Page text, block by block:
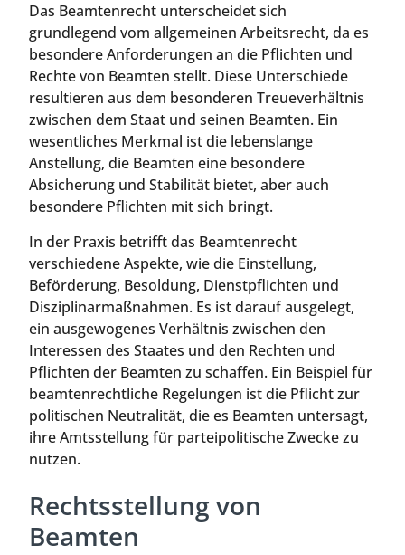
Das Beamtenrecht unterscheidet sich
grundlegend vom allgemeinen Arbeitsrecht, da es
besondere Anforderungen an die Pflichten und
Rechte von Beamten stellt. Diese Unterschiede
resultieren aus dem besonderen Treueverhältnis
zwischen dem Staat und seinen Beamten. Ein
wesentliches Merkmal ist die lebenslange
Anstellung, die Beamten eine besondere
Absicherung und Stabilität bietet, aber auch
besondere Pflichten mit sich bringt.
In der Praxis betrifft das Beamtenrecht
verschiedene Aspekte, wie die Einstellung,
Beförderung, Besoldung, Dienstpflichten und
Disziplinarmaßnahmen. Es ist darauf ausgelegt,
ein ausgewogenes Verhältnis zwischen den
Interessen des Staates und den Rechten und
Pflichten der Beamten zu schaffen. Ein Beispiel für
beamtenrechtliche Regelungen ist die Pflicht zur
politischen Neutralität, die es Beamten untersagt,
ihre Amtsstellung für parteipolitische Zwecke zu
nutzen.
Rechtsstellung von
Beamten